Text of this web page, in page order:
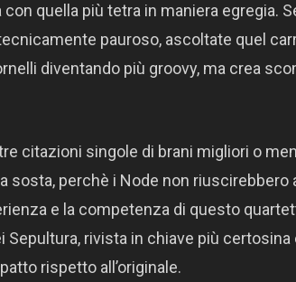
quella più tetra in maniera egregia.
pauroso, ascoltate quel
diventando più groovy, ma crea
citazioni singole di brani migliori o
sosta, perchè i Node non riuscirebbero
e la competenza di questo
Sepultura, rivista in chiave più certosina
rispetto all’originale.